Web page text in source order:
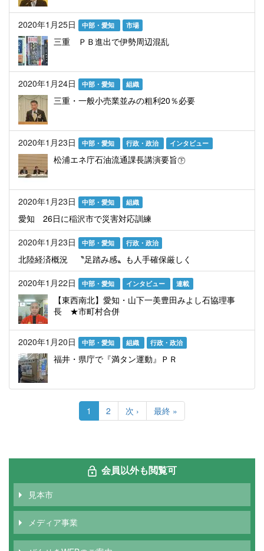
2020年1月25日 中部・愛知 市場
三重 ＰＢ進出で伊勢周辺混乱
2020年1月24日 中部・愛知 組織
三重・一般小売業並みの粗利20％必要
2020年1月23日 中部・愛知 行政・政治 インタビュー
松浦エネ庁石油流通課長講演要旨㊦
2020年1月23日 中部・愛知 組織
愛知 26日に稲沢市で災害対応訓練
2020年1月23日
中部・愛知 行政・政治
北陸経済概況 〝足踏み感〟も人手確保厳しく
2020年1月22日
中部・愛知 インタビュー 連載
【東西南北】愛知・山下一美豊田みよし石協理事
長 ★市町村合併
2020年1月20日 中部・愛知 組織 行政・政治
福井・県庁で『満タン運動』ＰＲ
カ
レ
ペ
ー
ジ
1 Page
2
次
ペ
次 ›
最
終
ジ
最終 »
会員以外も閲覧可
見本市
メディア事業